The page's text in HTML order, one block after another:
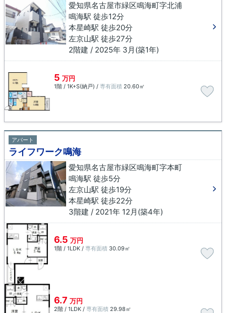
愛知県名古屋市緑区鳴海町字北浦
鳴海駅 徒歩12分
本星崎駅 徒歩20分
左京山駅 徒歩27分
2階建 / 2025年 3月(築1年)
5 万円
1階 / 1K+S(納戸) / 専有面積 20.60㎡
アパート
ライフワーク鳴海
愛知県名古屋市緑区鳴海町字本町
鳴海駅 徒歩5分
左京山駅 徒歩19分
本星崎駅 徒歩22分
3階建 / 2021年 12月(築4年)
6.5 万円
1階 / 1LDK / 専有面積 30.09㎡
6.7 万円
2階 / 1LDK / 専有面積 29.98㎡